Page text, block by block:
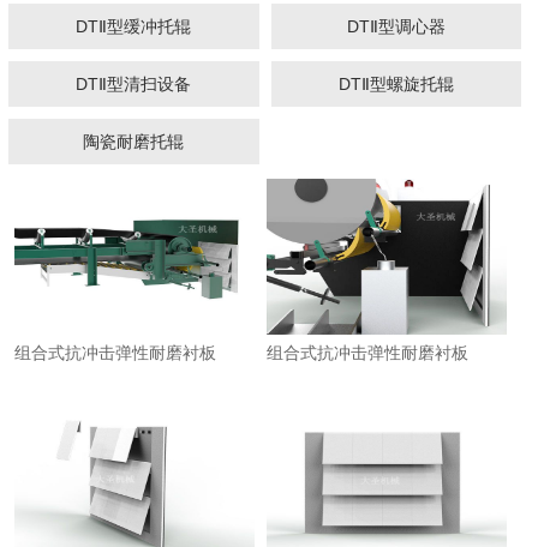
DTⅡ型缓冲托辊 DTⅡ型调心器
DTⅡ型清扫设备 DTⅡ型螺旋托辊
陶瓷耐磨托辊
组合式抗冲击弹性耐磨衬板 组合式抗冲击弹性耐磨衬板